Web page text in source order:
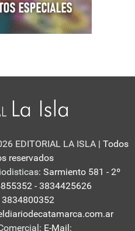
EDITORIAL LA ISLA | Todos
reservados
Sarmiento 581 - 2º
- 3834425626
3834800352
E-Mail: